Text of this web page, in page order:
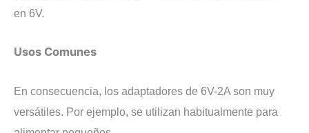
en 6V.
Usos Comunes
En consecuencia, los adaptadores de 6V-2A son muy
versátiles. Por ejemplo, se utilizan habitualmente para